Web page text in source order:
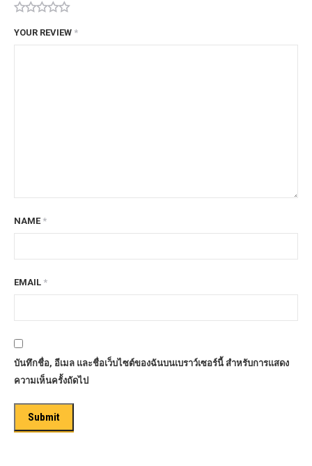
YOUR REVIEW *
NAME *
EMAIL *
บันทึกชื่อ, อีเมล และชื่อเว็บไซต์ของฉันบนเบราว์เซอร์นี้ สำหรับการแสดง
ความเห็นครั้งถัดไป